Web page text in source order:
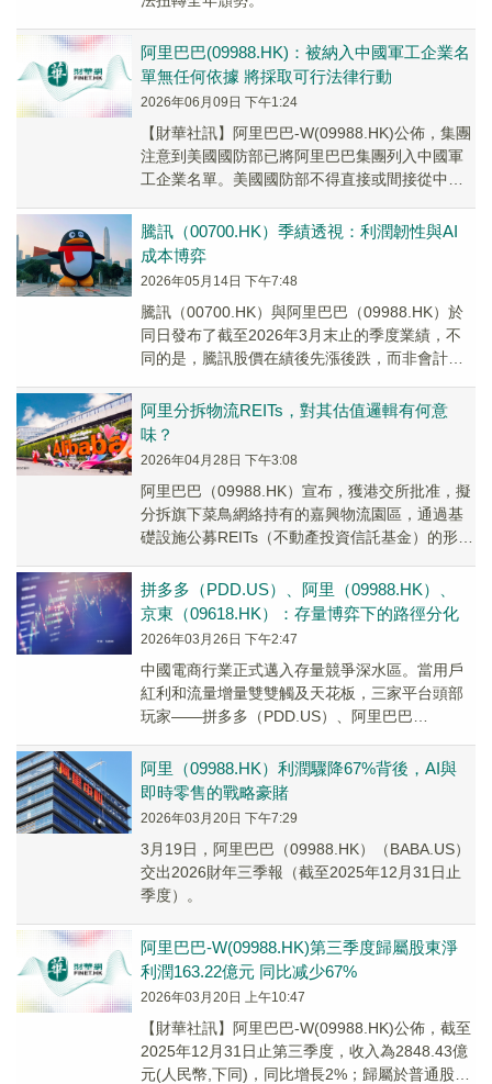
​阿里巴巴(09988.HK)：被納入中國軍工企業名
單無任何依據 將採取可行法律行動
2026年06月09日 下午1:24
​【財華社訊】阿里巴巴-W(09988.HK)公佈，集團
注意到美國國防部已將阿里巴巴集團列入中國軍
工企業名單。美國國防部不得直接或間接從中國
騰訊（00700.HK）季績透視：利潤韌性與AI
成本博弈
2026年05月14日 下午7:48
騰訊（00700.HK）與阿里巴巴（09988.HK）於
同日發布了截至2026年3月末止的季度業績，不
同的是，騰訊股價在績後先漲後跌，而非會計準
漲。
阿里分拆物流REITs，對其估值邏輯有何意
味？
2026年04月28日 下午3:08
阿里巴巴（09988.HK）宣布，獲港交所批准，擬
分拆旗下菜鳥網絡持有的嘉興物流園區，通過基
礎設施公募REITs（不動產投資信託基金）的形
拼多多（PDD.US）、阿里（09988.HK）、
京東（09618.HK）：存量博弈下的路徑分化
2026年03月26日 下午2:47
中國電商行業正式邁入存量競爭深水區。當用戶
紅利和流量增量雙雙觸及天花板，三家平台頭部
玩家——拼多多（PDD.US）、阿里巴巴
阿里（09988.HK）利潤驟降67%背後，AI與
即時零售的戰略豪賭
2026年03月20日 下午7:29
3月19日，阿里巴巴（09988.HK）（BABA.US）
交出2026財年三季報（截至2025年12月31日止
季度）。
阿里巴巴-W(09988.HK)第三季度歸屬股東淨
利潤163.22億元 同比减少67%
2026年03月20日 上午10:47
【財華社訊】阿里巴巴-W(09988.HK)公佈，截至
2025年12月31日止第三季度，收入為2848.43億
元(人民幣,下同)，同比增長2%；歸屬於普通股股